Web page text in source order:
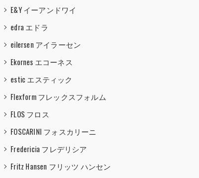
E&Y イーアンドワイ
edra エドラ
eilersen アイラーセン
Ekornes エコーネス
estic エスティック
Flexform フレックスフォルム
FLOS フロス
FOSCARINI フォスカリーニ
Fredericia フレデリシア
Fritz Hansen フリッツ ハンセン